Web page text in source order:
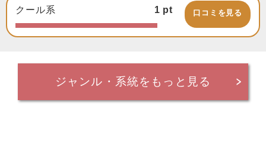
クール系 1 pt 口コミを見る
ジャンル・系統をもっと見る